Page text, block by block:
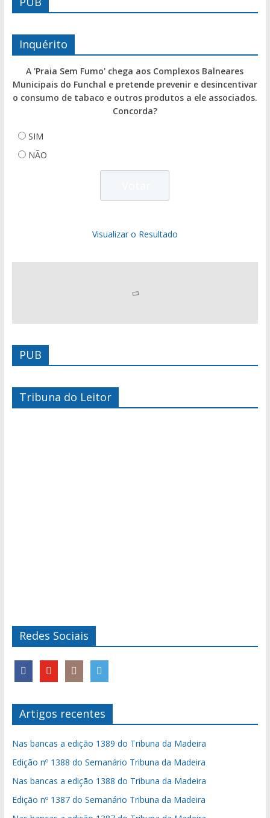
Inquérito
A 'Praia Sem Fumo' chega aos Complexos Balneares
Municipais do Funchal e pretende prevenir e desincentivar
o consumo de tabaco e outros produtos a ele associados.
Concorda?
SIM
NÃO
Visualizar o Resultado
PUB
Tribuna do Leitor
Redes Sociais
Artigos recentes
Nas bancas a edição 1389 do Tribuna da Madeira
Edição nº 1388 do Semanário Tribuna da Madeira
Nas bancas a edição 1388 do Tribuna da Madeira
Edição nº 1387 do Semanário Tribuna da Madeira